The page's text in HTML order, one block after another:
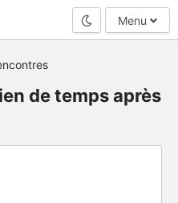
Mode nuit
Menu
de temps après